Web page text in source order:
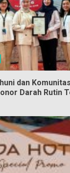
dan
Darah Rutin